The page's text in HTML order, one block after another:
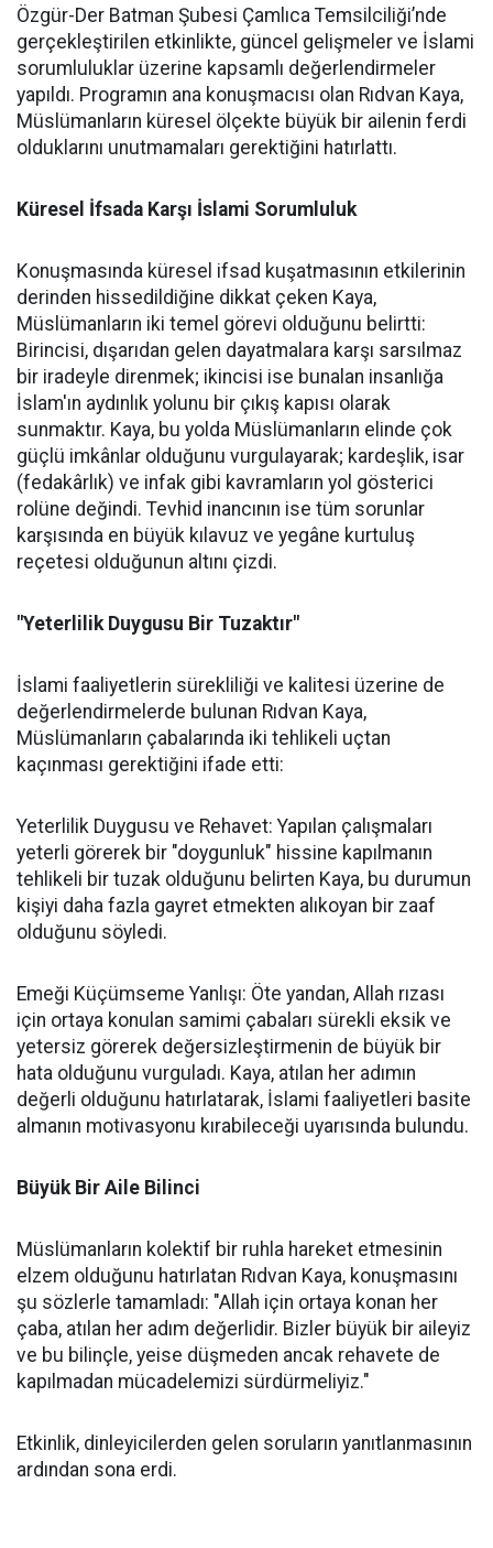
Özgür-Der Batman Şubesi Çamlıca Temsilciliği’nde
gerçekleştirilen etkinlikte, güncel gelişmeler ve İslami
sorumluluklar üzerine kapsamlı değerlendirmeler
yapıldı. Programın ana konuşmacısı olan Rıdvan Kaya,
Müslümanların küresel ölçekte büyük bir ailenin ferdi
olduklarını unutmamaları gerektiğini hatırlattı.
Küresel İfsada Karşı İslami Sorumluluk
Konuşmasında küresel ifsad kuşatmasının etkilerinin
derinden hissedildiğine dikkat çeken Kaya,
Müslümanların iki temel görevi olduğunu belirtti:
Birincisi, dışarıdan gelen dayatmalara karşı sarsılmaz
bir iradeyle direnmek; ikincisi ise bunalan insanlığa
İslam'ın aydınlık yolunu bir çıkış kapısı olarak
sunmaktır. Kaya, bu yolda Müslümanların elinde çok
güçlü imkânlar olduğunu vurgulayarak; kardeşlik, isar
(fedakârlık) ve infak gibi kavramların yol gösterici
rolüne değindi. Tevhid inancının ise tüm sorunlar
karşısında en büyük kılavuz ve yegâne kurtuluş
reçetesi olduğunun altını çizdi.
"Yeterlilik Duygusu Bir Tuzaktır"
İslami faaliyetlerin sürekliliği ve kalitesi üzerine de
değerlendirmelerde bulunan Rıdvan Kaya,
Müslümanların çabalarında iki tehlikeli uçtan
kaçınması gerektiğini ifade etti:
Yeterlilik Duygusu ve Rehavet: Yapılan çalışmaları
yeterli görerek bir "doygunluk" hissine kapılmanın
tehlikeli bir tuzak olduğunu belirten Kaya, bu durumun
kişiyi daha fazla gayret etmekten alıkoyan bir zaaf
olduğunu söyledi.
Emeği Küçümseme Yanlışı: Öte yandan, Allah rızası
için ortaya konulan samimi çabaları sürekli eksik ve
yetersiz görerek değersizleştirmenin de büyük bir
hata olduğunu vurguladı. Kaya, atılan her adımın
değerli olduğunu hatırlatarak, İslami faaliyetleri basite
almanın motivasyonu kırabileceği uyarısında bulundu.
Büyük Bir Aile Bilinci
Müslümanların kolektif bir ruhla hareket etmesinin
elzem olduğunu hatırlatan Rıdvan Kaya, konuşmasını
şu sözlerle tamamladı: "Allah için ortaya konan her
çaba, atılan her adım değerlidir. Bizler büyük bir aileyiz
ve bu bilinçle, yeise düşmeden ancak rehavete de
kapılmadan mücadelemizi sürdürmeliyiz."
Etkinlik, dinleyicilerden gelen soruların yanıtlanmasının
ardından sona erdi.